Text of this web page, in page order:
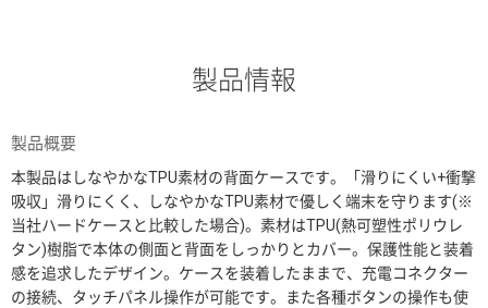
製品情報
製品概要
本製品はしなやかなTPU素材の背面ケースです。「滑りにくい+衝撃
吸収」滑りにくく、しなやかなTPU素材で優しく端末を守ります(※
当社ハードケースと比較した場合)。素材はTPU(熱可塑性ポリウレ
タン)樹脂で本体の側面と背面をしっかりとカバー。保護性能と装着
感を追求したデザイン。ケースを装着したままで、充電コネクター
の接続、タッチパネル操作が可能です。また各種ボタンの操作も使